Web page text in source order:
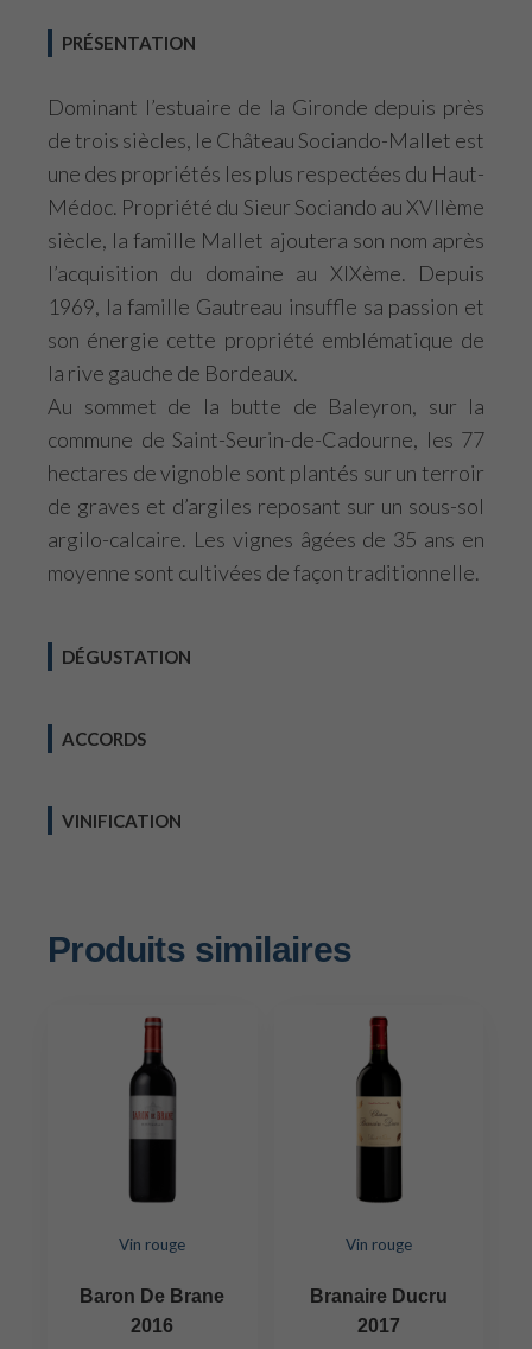
PRÉSENTATION
Dominant l’estuaire de la Gironde depuis près
de trois siècles, le Château Sociando-Mallet est
une des propriétés les plus respectées du Haut-
Médoc. Propriété du Sieur Sociando au XVIIème
siècle, la famille Mallet ajoutera son nom après
l’acquisition du domaine au XIXème. Depuis
1969, la famille Gautreau insuffle sa passion et
son énergie cette propriété emblématique de
la rive gauche de Bordeaux.
Au sommet de la butte de Baleyron, sur la
commune de Saint-Seurin-de-Cadourne, les 77
hectares de vignoble sont plantés sur un terroir
de graves et d’argiles reposant sur un sous-sol
argilo-calcaire. Les vignes âgées de 35 ans en
moyenne sont cultivées de façon traditionnelle.
DÉGUSTATION
ACCORDS
VINIFICATION
Produits similaires
Vin rouge
Baron De Brane
2016
Vin rouge
Branaire Ducru
2017